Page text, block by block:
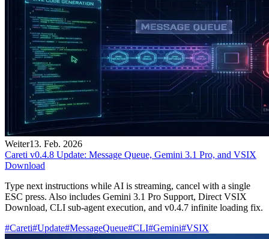
Weiter13. Feb. 2026
Careti v0.4.8 Update: Message Queue, Gemini 3.1 Pro, and VSIX
Download
Type next instructions while AI is streaming, cancel with a single
ESC press. Also includes Gemini 3.1 Pro Support, Direct VSIX
Download, CLI sub-agent execution, and v0.4.7 infinite loading fix.
#Careti#Update#MessageQueue#CLI#Gemini#VSIX